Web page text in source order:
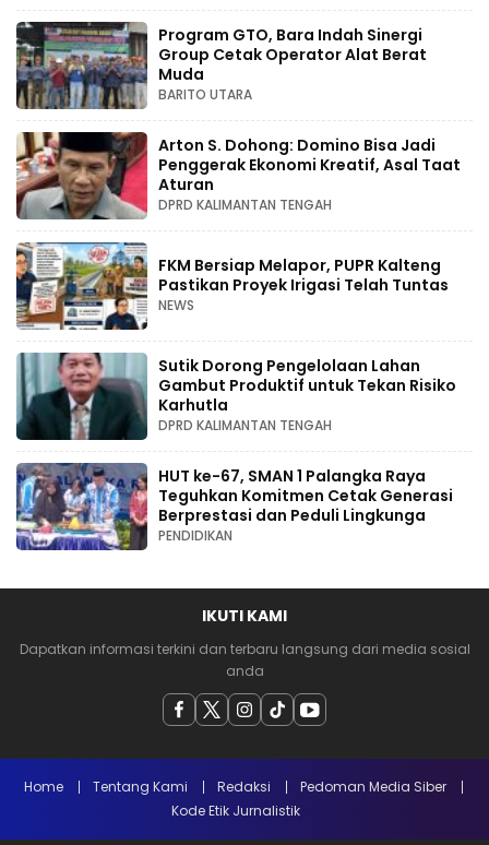
Program GTO, Bara Indah Sinergi
Group Cetak Operator Alat Berat
Muda
BARITO UTARA
Arton S. Dohong: Domino Bisa Jadi
Penggerak Ekonomi Kreatif, Asal Taat
Aturan
DPRD KALIMANTAN TENGAH
FKM Bersiap Melapor, PUPR Kalteng
Pastikan Proyek Irigasi Telah Tuntas
NEWS
Sutik Dorong Pengelolaan Lahan
Gambut Produktif untuk Tekan Risiko
Karhutla
DPRD KALIMANTAN TENGAH
HUT ke-67, SMAN 1 Palangka Raya
Teguhkan Komitmen Cetak Generasi
Berprestasi dan Peduli Lingkunga
PENDIDIKAN
IKUTI KAMI
Dapatkan informasi terkini dan terbaru langsung dari media sosial
anda
Home Tentang Kami Redaksi
Pedoman Media Siber
Kode Etik Jurnalistik